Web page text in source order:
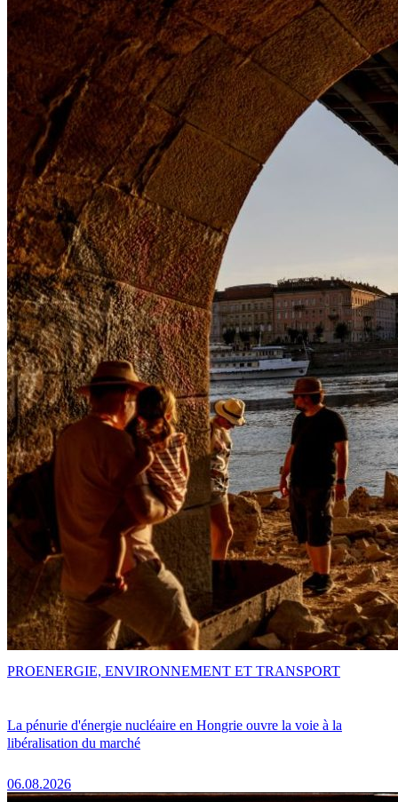
La pénurie d'énergie nucléaire en Hongrie ouvre la voie à la
libéralisation du marché
06.08.2026
PROENERGIE, ENVIRONNEMENT ET TRANSPORT